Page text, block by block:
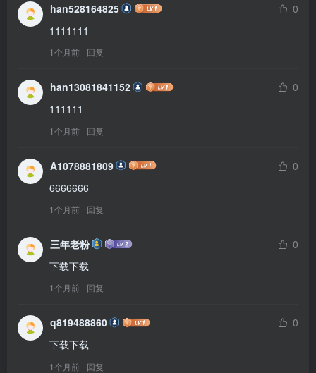
han528164825
0
1111111
1个月前 回复
han13081841152
0
111111
1个月前 回复
A1078881809
0
6666666
1个月前 回复
三年老粉
0
下载下载
1个月前 回复
q819488860
0
下载下载
1个月前 回复